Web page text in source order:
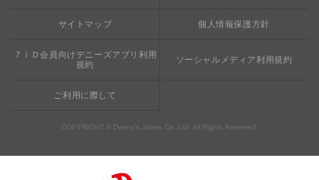
サイトマップ 個人情報保護方針
７ｉＤ会員向けデニーズアプリ利用
規約
ソーシャルメディア利用規約
ご利用に際して
COPYRIGHT © Denny’s Japan Co.,Ltd. All Rights Reserved.